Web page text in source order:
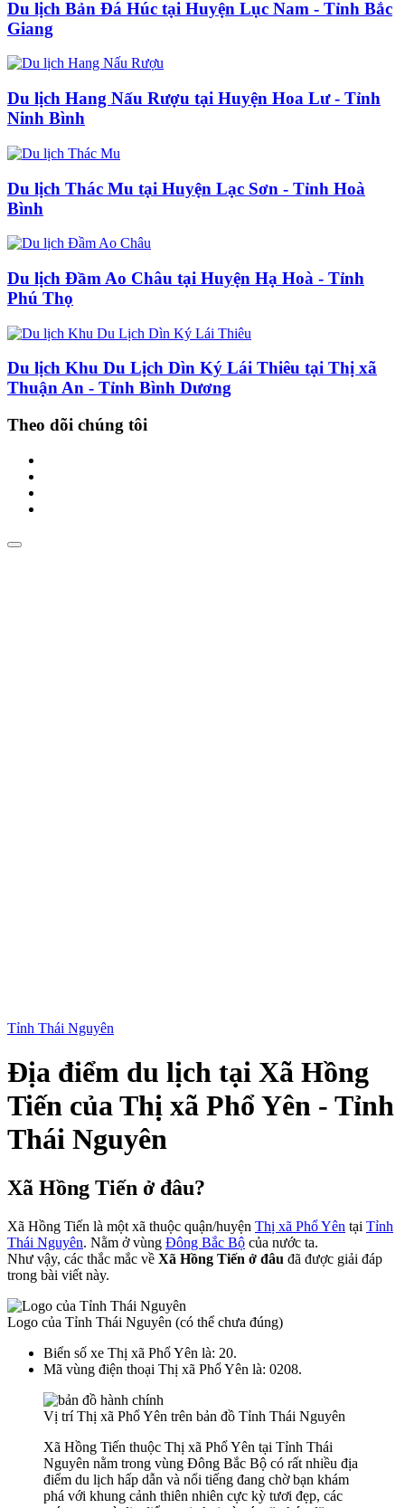
Du lịch Bản Đá Húc tại Huyện Lục Nam - Tỉnh Bắc
Giang
Du lịch Hang Nấu Rượu tại Huyện Hoa Lư - Tỉnh
Ninh Bình
Du lịch Thác Mu tại Huyện Lạc Sơn - Tỉnh Hoà
Bình
Du lịch Đầm Ao Châu tại Huyện Hạ Hoà - Tỉnh
Phú Thọ
Du lịch Khu Du Lịch Dìn Ký Lái Thiêu tại Thị xã
Thuận An - Tỉnh Bình Dương
Theo dõi chúng tôi
Tỉnh Thái Nguyên
Địa điểm du lịch tại Xã Hồng
Tiến của Thị xã Phổ Yên - Tỉnh
Thái Nguyên
Xã Hồng Tiến ở đâu?
Xã Hồng Tiến là một xã thuộc quận/huyện Thị xã Phổ Yên tại Tỉnh
Thái Nguyên. Nằm ở vùng Đông Bắc Bộ của nước ta.
Như vậy, các thắc mắc về Xã Hồng Tiến ở đâu đã được giải đáp
trong bài viết này.
Logo của Tỉnh Thái Nguyên (có thể chưa đúng)
Biển số xe Thị xã Phổ Yên là: 20.
Mã vùng điện thoại Thị xã Phổ Yên là: 0208.
Vị trí Thị xã Phổ Yên trên bản đồ Tỉnh Thái Nguyên
Xã Hồng Tiến thuộc Thị xã Phổ Yên tại Tỉnh Thái
Nguyên nằm trong vùng Đông Bắc Bộ có rất nhiều địa
điểm du lịch hấp dẫn và nổi tiếng đang chờ bạn khám
phá với khung cảnh thiên nhiên cực kỳ tươi đẹp, các